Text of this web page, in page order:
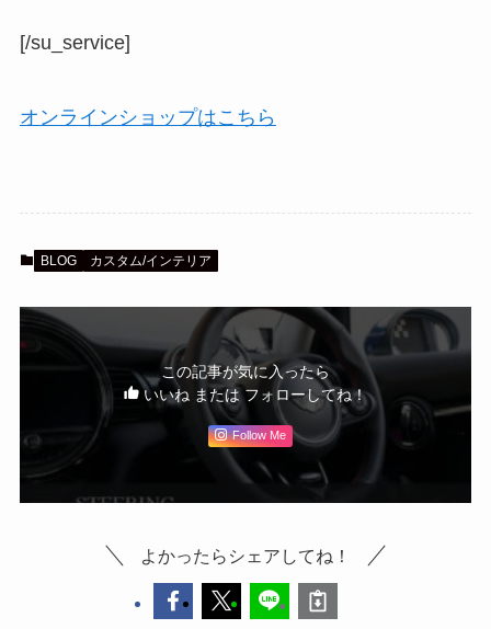
[/su_service]
オンラインショップはこちら
BLOG カスタム/インテリア
この記事が気に入ったら
いいね または フォローしてね！
Follow Me
よかったらシェアしてね！